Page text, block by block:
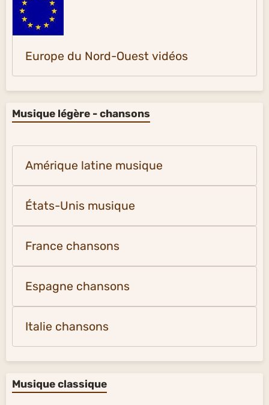
Europe du Nord-Ouest vidéos
Musique légère - chansons
Amérique latine musique
États-Unis musique
France chansons
Espagne chansons
Italie chansons
Musique classique